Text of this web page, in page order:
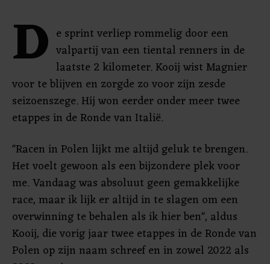
D e sprint verliep rommelig door een
valpartij van een tiental renners in de
laatste 2 kilometer. Kooij wist Magnier
voor te blijven en zorgde zo voor zijn zesde
seizoenszege. Hij won eerder onder meer twee
etappes in de Ronde van Italië.
"Racen in Polen lijkt me altijd geluk te brengen.
Het voelt gewoon als een bijzondere plek voor
me. Vandaag was absoluut geen gemakkelijke
race, maar ik lijk er altijd in te slagen om een
overwinning te behalen als ik hier ben", aldus
Kooij, die vorig jaar twee etappes in de Ronde van
Polen op zijn naam schreef en in zowel 2022 als